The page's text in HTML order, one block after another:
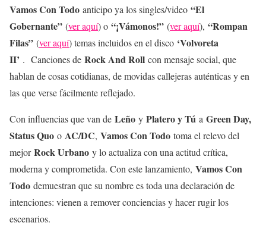
Vamos Con Todo anticipo ya los singles/video “El
Gobernante” (ver aquí) o “¡Vámonos!” (ver aquí), “Rompan
Filas” (ver aquí) temas incluidos en el disco ‘Volvoreta
II’ . Canciones de Rock And Roll con mensaje social, que
hablan de cosas cotidianas, de movidas callejeras auténticas y en
las que verse fácilmente reflejado.
Con influencias que van de Leño y Platero y Tú a Green Day,
Status Quo o AC/DC, Vamos Con Todo toma el relevo del
mejorRock Urbano y lo actualiza con una actitud crítica,
moderna y comprometida. Con este lanzamiento, Vamos Con
Todo demuestran que su nombre es toda una declaración de
intenciones: vienen a remover conciencias y hacer rugir los
escenarios.